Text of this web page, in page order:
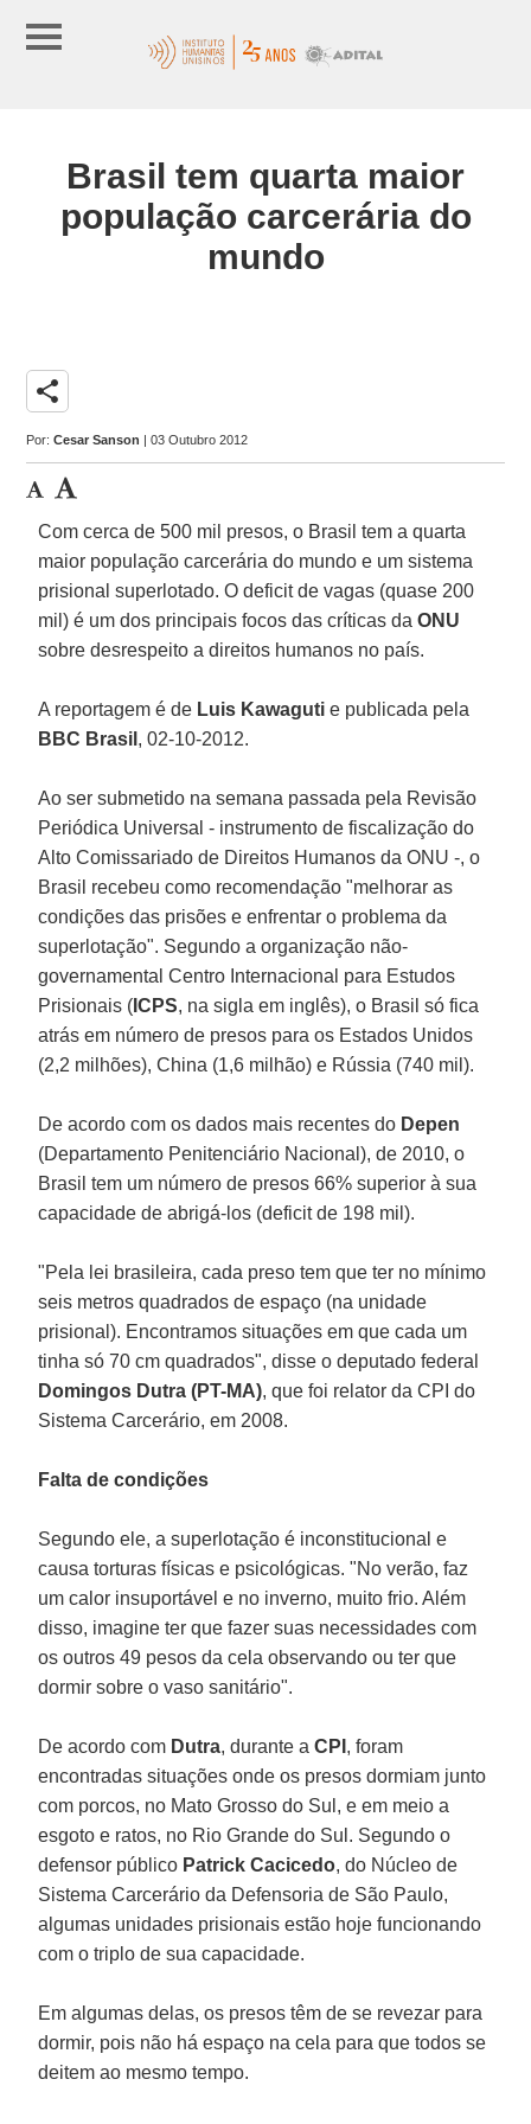
Brasil tem quarta maior
população carcerária do
mundo
share
Por:Cesar Sanson | 03 Outubro 2012
Com cerca de 500 mil presos, o Brasil tem a quarta
maior população carcerária do mundo e um sistema
prisional superlotado. O deficit de vagas (quase 200
mil) é um dos principais focos das críticas daONU
sobre desrespeito a direitos humanos no país.
A reportagem é de Luis Kawaguti e publicada pela
BBC Brasil , 02-10-2012.
Ao ser submetido na semana passada pela Revisão
Periódica Universal - instrumento de fiscalização do
Alto Comissariado de Direitos Humanos da ONU -, o
Brasil recebeu como recomendação "melhorar as
condições das prisões e enfrentar o problema da
superlotação". Segundo a organização não-
governamental Centro Internacional para Estudos
Prisionais ( ICPS, na sigla em inglês), o Brasil só fica
atrás em número de presos para os Estados Unidos
(2,2 milhões), China (1,6 milhão) e Rússia (740 mil).
De acordo com os dados mais recentes do Depen
(Departamento Penitenciário Nacional), de 2010, o
Brasil tem um número de presos 66% superior à sua
capacidade de abrigá-los (deficit de 198 mil).
"Pela lei brasileira, cada preso tem que ter no mínimo
seis metros quadrados de espaço (na unidade
prisional). Encontramos situações em que cada um
tinha só 70 cm quadrados", disse o deputado federal
Domingos Dutra (PT-MA), que foi relator da CPI do
Sistema Carcerário, em 2008.
Falta de condições
Segundo ele, a superlotação é inconstitucional e
causa torturas físicas e psicológicas. "No verão, faz
um calor insuportável e no inverno, muito frio. Além
disso, imagine ter que fazer suas necessidades com
os outros 49 pesos da cela observando ou ter que
dormir sobre o vaso sanitário".
De acordo com Dutra, durante aCPI , foram
encontradas situações onde os presos dormiam junto
com porcos, no Mato Grosso do Sul, e em meio a
esgoto e ratos, no Rio Grande do Sul. Segundo o
defensor público Patrick Cacicedo, do Núcleo de
Sistema Carcerário da Defensoria de São Paulo,
algumas unidades prisionais estão hoje funcionando
com o triplo de sua capacidade.
Em algumas delas, os presos têm de se revezar para
dormir, pois não há espaço na cela para que todos se
deitem ao mesmo tempo.